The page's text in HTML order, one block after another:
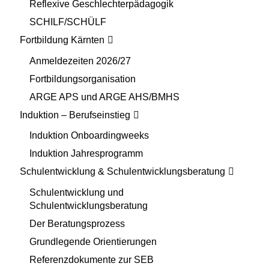
Reflexive Geschlechterpädagogik
SCHILF/SCHÜLF
Fortbildung Kärnten
Anmeldezeiten 2026/27
Fortbildungsorganisation
ARGE APS und ARGE AHS/BMHS
Induktion – Berufseinstieg
Induktion Onboardingweeks
Induktion Jahresprogramm
Schulentwicklung & Schulentwicklungsberatung
Schulentwicklung und
Schulentwicklungsberatung
Der Beratungsprozess
Grundlegende Orientierungen
Referenzdokumente zur SEB